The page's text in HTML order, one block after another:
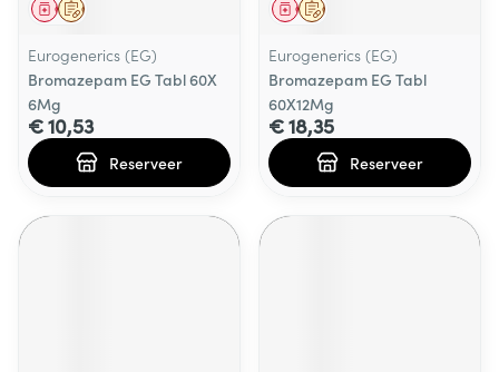
Op voorschrift
Geneesmiddel
Eurogenerics (EG)
Bromazepam EG Tabl 60X
6Mg
€ 10,53
Reserveer
Op voorschrift
Geneesmiddel
Eurogenerics (EG)
Bromazepam EG Tabl
60X12Mg
€ 18,35
Reserveer